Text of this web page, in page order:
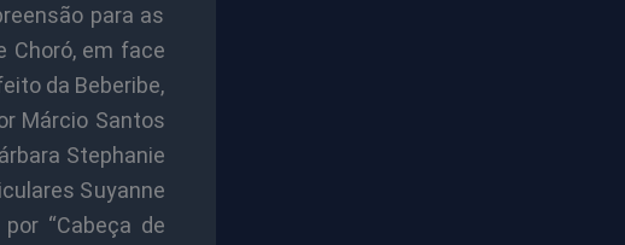
para as
Choró, em face
da Beberibe,
Márcio Santos
Stephanie
Suyanne
“Cabeça de